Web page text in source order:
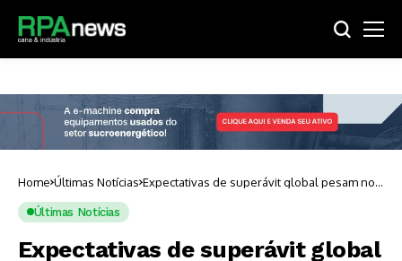
Home Últimas Notícias Expectativas de superávit global pesam nos
preços do açúcar
Últimas Notícias
Expectativas de superávit global